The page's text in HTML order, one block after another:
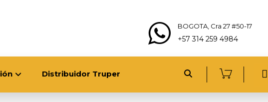
BOGOTA, Cra 27 #50-17
+57 314 259 4984
Distribuidor Truper